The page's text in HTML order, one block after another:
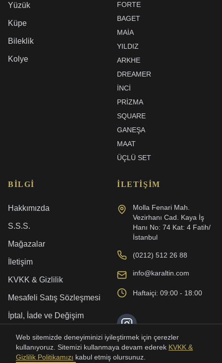
Yüzük
Küpe
Bileklik
Kolye
FORTE
BAGET
MAIA
YILDIZ
ARKHE
DREAMER
İNCI
PRIZMA
SQUARE
GANEŞA
MAAT
ÜÇLÜ SET
BILGI
Hakkımızda
S.S.S.
Mağazalar
İletişim
KVKK & Gizlilik
Mesafeli Satış Sözleşmesi
İptal, İade ve Değişim
Kargo ve Teslimat
İLETIŞIM
Molla Fenari Mah.
Vezirhanı Cad. Kaya İş
Hanı No: 74 Kat: 4 Fatih/
İstanbul
(0212) 512 26 88
info@karaltin.com
Haftaiçi: 09:00 - 18:00
Web sitemizde deneyiminizi iyileştirmek için çerezler
kullanıyoruz. Sitemizi kullanmaya devam ederek KVKK &
Gizlilik Politikamızı kabul etmiş olursunuz.